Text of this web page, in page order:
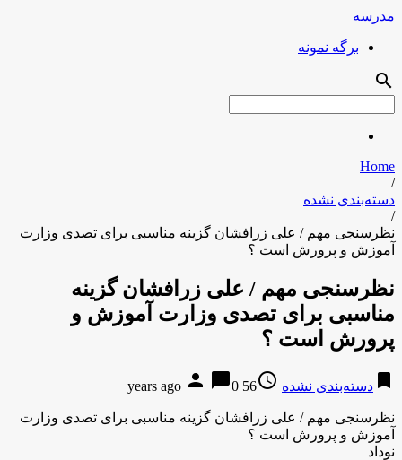
مدرسه
برگه نمونه
search
Home
/
دسته‌بندی نشده
/
نظرسنجی مهم / علی زرافشان گزینه مناسبی برای تصدی وزارت
آموزش و پرورش است ؟
نظرسنجی مهم / علی زرافشان گزینه
مناسبی برای تصدی وزارت آموزش و
پرورش است ؟
bookmark دسته‌بندی نشده access_time
56 years ago
person chat_bubble0
نظرسنجی مهم / علی زرافشان گزینه مناسبی برای تصدی وزارت
آموزش و پرورش است ؟
نوداد